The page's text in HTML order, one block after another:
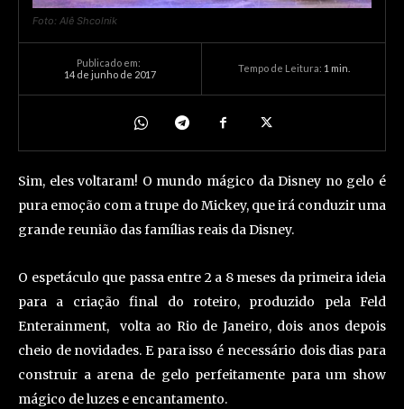
Foto: Alê Shcolnik
Publicado em:
14 de junho de 2017
Tempo de Leitura: 1 min.
Sim, eles voltaram! O mundo mágico da Disney no gelo é
pura emoção com a trupe do Mickey, que irá conduzir uma
grande reunião das famílias reais da Disney.
O espetáculo que passa entre 2 a 8 meses da primeira ideia
para a criação final do roteiro, produzido pela Feld
Enterainment, volta ao Rio de Janeiro, dois anos depois
cheio de novidades. E para isso é necessário dois dias para
construir a arena de gelo perfeitamente para um show
mágico de luzes e encantamento.